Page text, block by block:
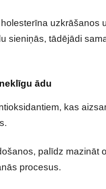
uzkrāšanos
sieniņās, tādējādi
ādu
kas
palīdz mazināt
procesus.